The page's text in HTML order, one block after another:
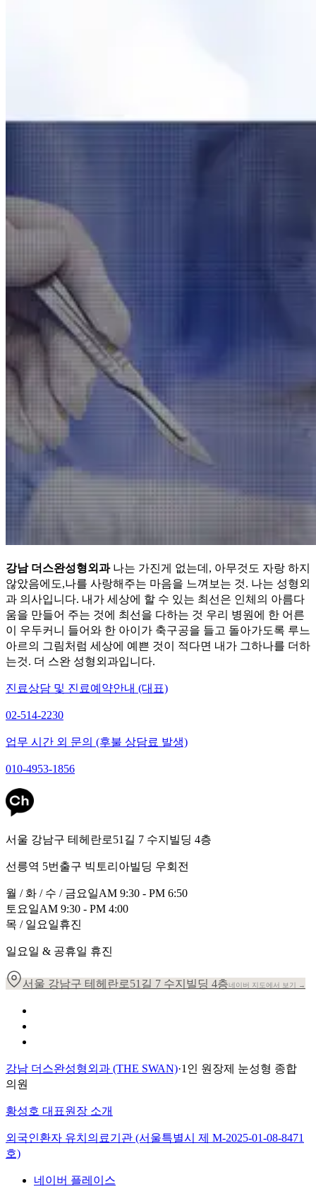
강남 더스완성형외과 나는 가진게 없는데, 아무것도 자랑 하지
않았음에도,나를 사랑해주는 마음을 느껴보는 것. 나는 성형외
과 의사입니다. 내가 세상에 할 수 있는 최선은 인체의 아름다
움을 만들어 주는 것에 최선을 다하는 것 우리 병원에 한 어른
이 우두커니 들어와 한 아이가 축구공을 들고 돌아가도록 루느
아르의 그림처럼 세상에 예쁜 것이 적다면 내가 그하나를 더하
는것. 더 스완 성형외과입니다.
진료상담 및 진료예약안내 (대표)
02-514-2230
업무 시간 외 문의 (후불 상담료 발생)
010-4953-1856
서울 강남구 테헤란로51길 7 수지빌딩 4층
선릉역 5번출구 빅토리아빌딩 우회전
월 / 화 / 수 / 금요일AM 9:30 - PM 6:50
토요일AM 9:30 - PM 4:00
목 / 일요일휴진
일요일 & 공휴일 휴진
서울 강남구 테헤란로51길 7 수지빌딩 4층네이버 지도에서 보기 →
강남 더스완성형외과 (THE SWAN)·1인 원장제 눈성형 종합
의원
황성호 대표원장 소개
외국인환자 유치의료기관 (서울특별시 제 M-2025-01-08-8471
호)
네이버 플레이스